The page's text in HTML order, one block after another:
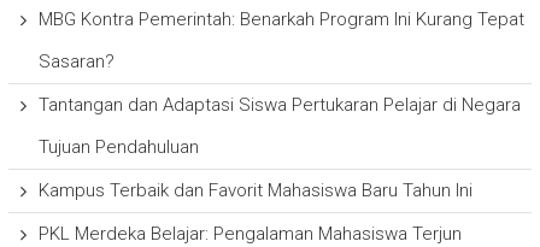
MBG Kontra Pemerintah: Benarkah Program Ini Kurang Tepat
Sasaran?
Tantangan dan Adaptasi Siswa Pertukaran Pelajar di Negara
Tujuan Pendahuluan
Kampus Terbaik dan Favorit Mahasiswa Baru Tahun Ini
PKL Merdeka Belajar: Pengalaman Mahasiswa Terjun